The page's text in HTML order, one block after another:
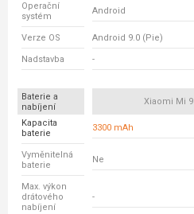
Operační
systém
Android
Verze OS Android 9.0 (Pie)
Nadstavba -
Baterie a
nabíjení
Xiaomi Mi 9
Kapacita
baterie
3300 mAh
Vyměnitelná
baterie
Ne
Max. výkon
drátového
nabíjení
-